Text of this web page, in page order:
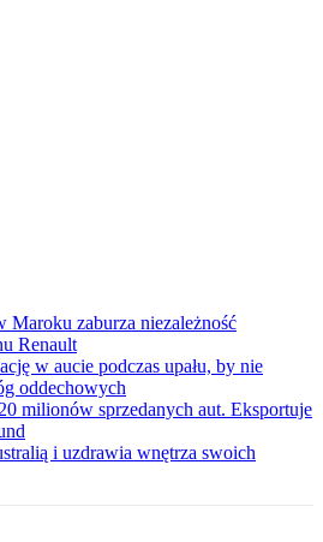
zaburza niezależność
Renault
w aucie podczas upału, by nie
oddechowych
milionów sprzedanych aut. Eksportuje
i uzdrawia wnętrza swoich